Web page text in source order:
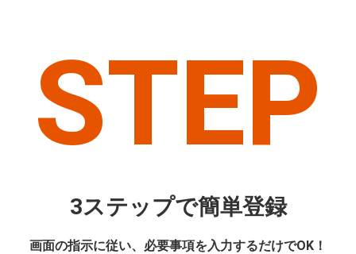
STEP
3ステップで簡単登録
画面の指示に従い、必要事項を入力するだけでOK！